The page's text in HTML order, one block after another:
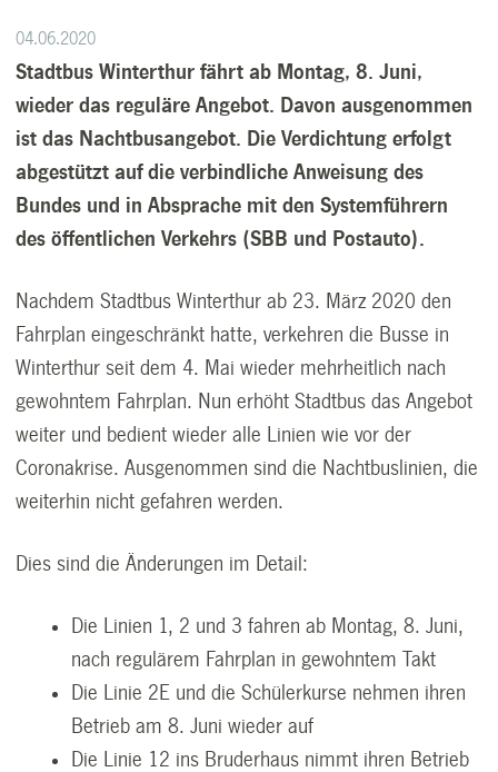
04.06.2020
Stadtbus Winterthur fährt ab Montag, 8. Juni,
wieder das reguläre Angebot. Davon ausgenommen
ist das Nachtbusangebot. Die Verdichtung erfolgt
abgestützt auf die verbindliche Anweisung des
Bundes und in Absprache mit den Systemführern
des öffentlichen Verkehrs (SBB und Postauto).
Nachdem Stadtbus Winterthur ab 23. März 2020 den
Fahrplan eingeschränkt hatte, verkehren die Busse in
Winterthur seit dem 4. Mai wieder mehrheitlich nach
gewohntem Fahrplan. Nun erhöht Stadtbus das Angebot
weiter und bedient wieder alle Linien wie vor der
Coronakrise. Ausgenommen sind die Nachtbuslinien, die
weiterhin nicht gefahren werden.
Dies sind die Änderungen im Detail:
Die Linien 1, 2 und 3 fahren ab Montag, 8. Juni,
nach regulärem Fahrplan in gewohntem Takt
Die Linie 2E und die Schülerkurse nehmen ihren
Betrieb am 8. Juni wieder auf
Die Linie 12 ins Bruderhaus nimmt ihren Betrieb